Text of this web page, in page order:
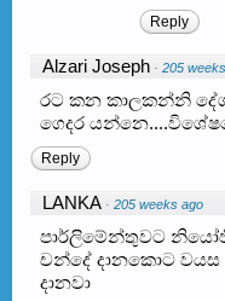
Reply
Alzari Joseph · 205
රට කන කාලකන්නි
ගෙදර
Reply
LANKA · 205 weeks ago
පාර්ලිමේන්තුවට
චන්දේ දානකොට වයස
දානවා